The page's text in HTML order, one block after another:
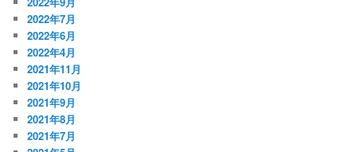
2022年7月
2022年6月
2022年4月
2021年11月
2021年10月
2021年9月
2021年8月
2021年7月